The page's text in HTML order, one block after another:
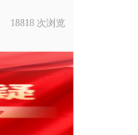
18818 次浏览